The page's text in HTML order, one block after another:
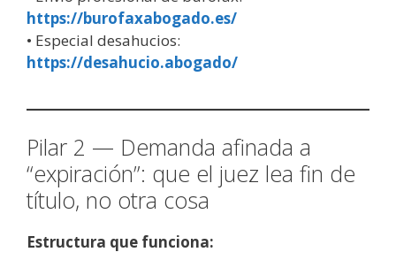
https://burofaxabogado.es/
• Especial desahucios:
https://desahucio.abogado/
Pilar 2 — Demanda afinada a
“expiración”: que el juez lea fin de
título, no otra cosa
Estructura que funciona: